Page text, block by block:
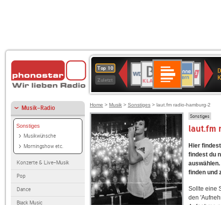
Top 10
Zuletzt
Deutschlandfunk
80er
90er
OLDIE
ANTENNE
SWR3
4
BR-
KLASSIK
Deutschlandfunk
Kultur
ANTENNE
BAYERN
SWR
Kultur
NDR
2
Musik-Radio
Sonstiges
Musikwünsche
Morningshow etc.
Konzerte & Live-Musik
Pop
Dance
Black Music
Home > Musik > Sonstiges > laut.fm radio-hamburg-2
Sonstiges
laut.fm
Hier
findest du
finden und
Sollte eine
den